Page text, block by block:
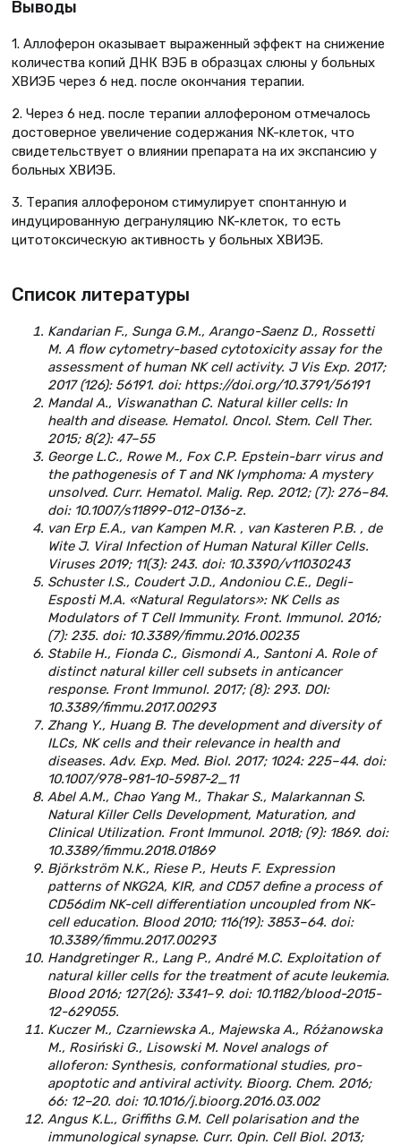
Выводы
1. Аллоферон оказывает выраженный эффект на снижение
количества копий ДНК ВЭБ в образцах слюны у больных
ХВИЭБ через 6 нед. после окончания терапии.
2. Через 6 нед. после терапии аллофероном отмечалось
достоверное увеличение содержания NK-клеток, что
свидетельствует о влиянии препарата на их экспансию у
больных ХВИЭБ.
3. Терапия аллофероном стимулирует спонтанную и
индуцированную дегрануляцию NK-клеток, то есть
цитотоксическую активность у больных ХВИЭБ.
Список литературы
Kandarian F., Sunga G.M., Arango-Saenz D., Rossetti
M. A flow cytometry-based cytotoxicity assay for the
assessment of human NK cell activity. J Vis Exp. 2017;
2017 (126): 56191. doi: https://doi.org/10.3791/56191
Mandal A., Viswanathan C. Natural killer cells: In
health and disease. Hematol. Oncol. Stem. Cell Ther.
2015; 8(2): 47–55
George L.C., Rowe M., Fox C.P. Epstein-barr virus and
the pathogenesis of T and NK lymphoma: A mystery
unsolved. Curr. Hematol. Malig. Rep. 2012; (7): 276–84.
doi: 10.1007/s11899-012-0136-z.
van Erp E.A., van Kampen M.R. , van Kasteren P.B. , de
WitеJ. Viral Infection of Human Natural Killer Cells.
Viruses 2019; 11(3): 243. doi: 10.3390/v11030243
Schuster I.S., Coudert J.D., Andoniou C.E., Degli-
Esposti M.A. «Natural Regulators»: NK Cells as
Modulators of T Cell Immunity. Front. Immunol. 2016;
(7): 235. doi: 10.3389/fimmu.2016.00235
Stabile H., Fionda C., Gismondi A., Santoni A. Role of
distinct natural killer cell subsets in anticancer
response. Front Immunol. 2017; (8): 293. DOI:
10.3389/fimmu.2017.00293
Zhang Y., Huang B. The development and diversity of
ILCs, NK cells and their relevance in health and
diseases. Adv. Exp. Med. Biol. 2017; 1024: 225–44. doi:
10.1007/978-981-10-5987-2_11
Abel A.M., Chao Yang M., Thakar S., Malarkannan S.
Natural Killer Cells Development, Maturation, and
Clinical Utilization. Front Immunol. 2018; (9): 1869. doi:
10.3389/fimmu.2018.01869
Björkström N.K., Riese P., Heuts F. Expression
patterns of NKG2A, KIR, and CD57 define a process of
CD56dim NK-cell differentiation uncoupled from NK-
cell education. Blood 2010; 116(19): 3853–64. doi:
10.3389/fimmu.2017.00293
Handgretinger R., Lang P., André M.C. Exploitation of
natural killer cells for the treatment of acute leukemia.
Blood 2016; 127(26): 3341–9. doi: 10.1182/blood-2015-
12-629055.
Kuczer M., CzarniewskaА., Majewska A., Różanowska
M., Rosiński G., Lisowski M. Novel analogs of
alloferon: Synthesis, conformational studies, pro-
apoptotic and antiviral activity. Bioorg. Chem. 2016;
66: 12–20. doi: 10.1016/j.bioorg.2016.03.002
Angus K.L., Griffiths G.M. Cell polarisation and the
immunological synapse. Curr. Opin. Cell Biol. 2013;